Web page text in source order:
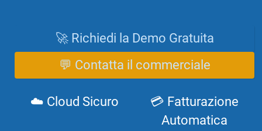
🚀 Richiedi la Demo Gratuita
💬 Contatta il commerciale
☁️ Cloud Sicuro
💳 Fatturazione
Automatica